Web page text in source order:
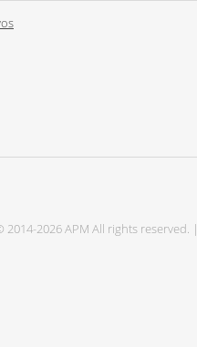
2014-2026 APM All rights reserved. |